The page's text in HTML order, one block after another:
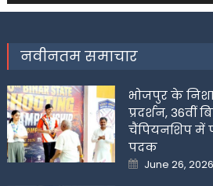
नवीनतम समाचार
भोजपुर के
प्रदर्शन, 36वीं
चैंपियनशिप में
पदक
Posted
on
June 26, 2026